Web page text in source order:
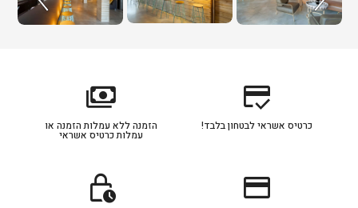
credit_score
כרטיס אשראי לבטחון בלבד!
payments
הזמנה ללא עמלות הזמנה או
עמלות כרטיס אשראי
credit_card
lock_clock